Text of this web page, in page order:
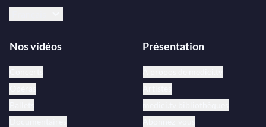
Nos vidéos Présentation